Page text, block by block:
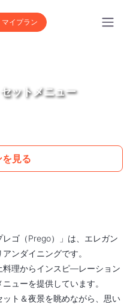
マイプラン
ットメニュー
見る
ゴ（Prego）」は、エレガン
ンダイニングです。
料理からインスピ―レーション
ューを提供しています。
ト＆夜景を眺めながら、思い